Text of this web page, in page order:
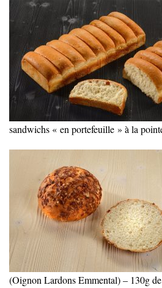
sandwichs « en portefeuille » à la
(Oignon Lardons Emmental) – 130g